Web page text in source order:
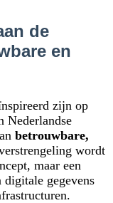
de
en
zijn op
Nederlandse
betrouwbare,
wordt
maar een
gegevens